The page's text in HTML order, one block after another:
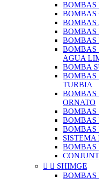
BOMBAS
BOMBAS
BOMBAS
BOMBAS
BOMBAS
BOMBAS
AGUA
BOMBA
BOMBAS
TURBIA
BOMBAS
ORNATO
BOMBAS
BOMBAS
BOMBAS
SISTEMA
BOMBAS
  SHIMGE
BOMBAS